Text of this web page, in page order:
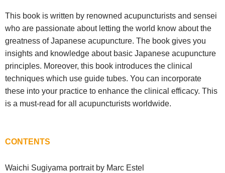
This book is written by renowned acupuncturists and sensei
who are passionate about letting the world know about the
greatness of Japanese acupuncture. The book gives you
insights and knowledge about basic Japanese acupuncture
principles. Moreover, this book introduces the clinical
techniques which use guide tubes. You can incorporate
these into your practice to enhance the clinical efficacy. This
is a must-read for all acupuncturists worldwide.
CONTENTS
Waichi Sugiyama portrait by Marc Estel